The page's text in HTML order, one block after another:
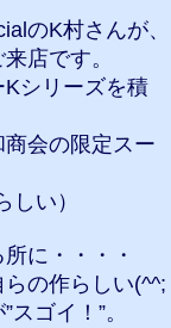
のK村さんが、
店です。
シリーズを積
会の限定スー
しい）
に・・・・
の作らしい(^^;
ゴイ！”。